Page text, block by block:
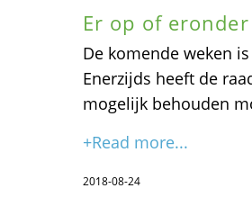
Er op of
De komende weken
Enerzijds heeft de
mogelijk behouden
+Read more...
2018-08-24